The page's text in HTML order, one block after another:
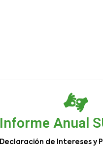
Informe Anual
Declaración de Intereses y